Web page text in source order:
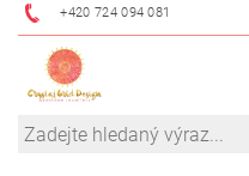
+420 724 094 081